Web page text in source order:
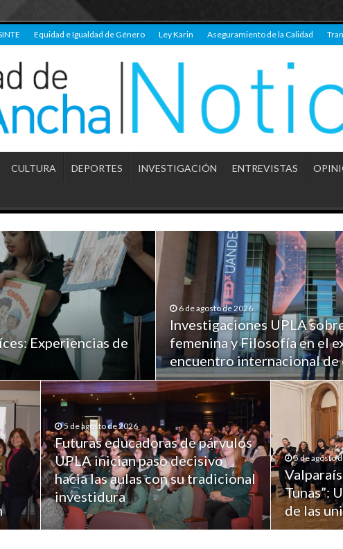
Equidad e Igualdad de Género Ley Karin Aseguramiento de la Calidad
CULTURA DEPORTES INVESTIGACIÓN ENTREVISTAS
Experiencias de
6 de agosto de 2026
Investigaciones UPLA
femenina y Filosofía en el
encuentro internacional
5 de agosto de 2026
Futuras educadoras de párvulos
UPLA inician paso decisivo
hacia las aulas con su tradicional
investidura
5 de agosto
Tunas”:
de las